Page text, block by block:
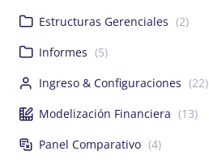
Estructuras Gerenciales (2)
Informes (5)
Ingreso & Configuraciones (22)
Modelización Financiera (13)
Panel Comparativo (4)